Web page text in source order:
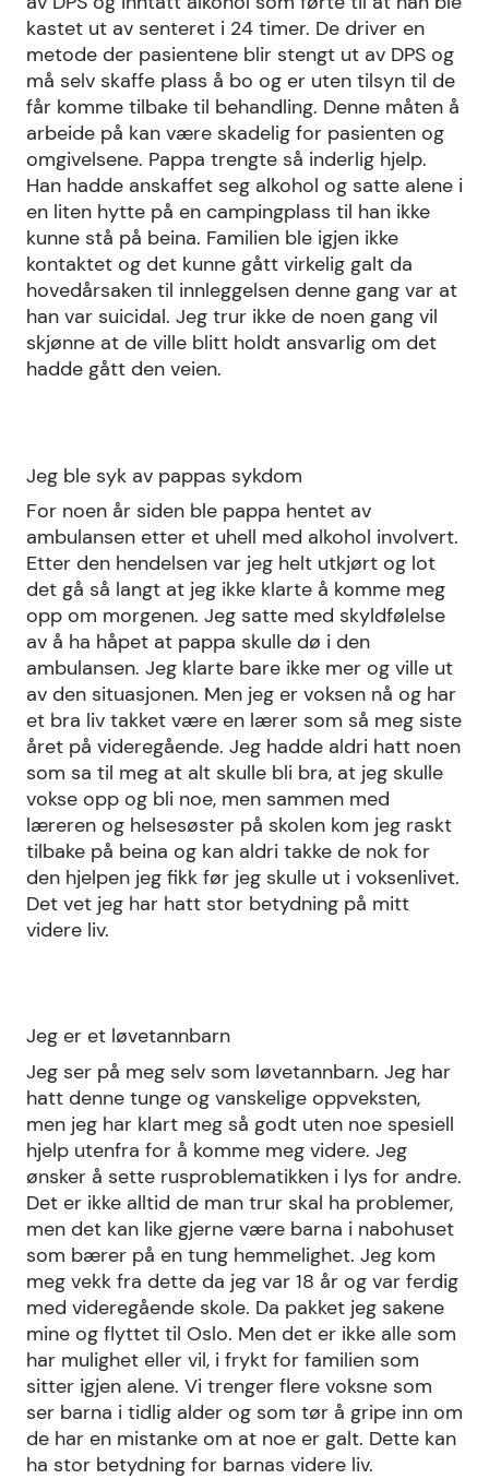
kastet ut av senteret i 24 timer. De driver en
metode der pasientene blir stengt ut av DPS og
må selv skaffe plass å bo og er uten tilsyn til de
får komme tilbake til behandling. Denne måten å
arbeide på kan være skadelig for pasienten og
omgivelsene. Pappa trengte så inderlig hjelp.
Han hadde anskaffet seg alkohol og satte alene i
en liten hytte på en campingplass til han ikke
kunne stå på beina. Familien ble igjen ikke
kontaktet og det kunne gått virkelig galt da
hovedårsaken til innleggelsen denne gang var at
han var suicidal. Jeg trur ikke de noen gang vil
skjønne at de ville blitt holdt ansvarlig om det
hadde gått den veien.
Jeg ble syk av pappas sykdom
For noen år siden ble pappa hentet av
ambulansen etter et uhell med alkohol involvert.
Etter den hendelsen var jeg helt utkjørt og lot
det gå så langt at jeg ikke klarte å komme meg
opp om morgenen. Jeg satte med skyldfølelse
av å ha håpet at pappa skulle dø i den
ambulansen. Jeg klarte bare ikke mer og ville ut
av den situasjonen. Men jeg er voksen nå og har
et bra liv takket være en lærer som så meg siste
året på videregående. Jeg hadde aldri hatt noen
som sa til meg at alt skulle bli bra, at jeg skulle
vokse opp og bli noe, men sammen med
læreren og helsesøster på skolen kom jeg raskt
tilbake på beina og kan aldri takke de nok for
den hjelpen jeg fikk før jeg skulle ut i voksenlivet.
Det vet jeg har hatt stor betydning på mitt
videre liv.
Jeg er et løvetannbarn
Jeg ser på meg selv som løvetannbarn. Jeg har
hatt denne tunge og vanskelige oppveksten,
men jeg har klart meg så godt uten noe spesiell
hjelp utenfra for å komme meg videre. Jeg
ønsker å sette rusproblematikken i lys for andre.
Det er ikke alltid de man trur skal ha problemer,
men det kan like gjerne være barna i nabohuset
som bærer på en tung hemmelighet. Jeg kom
meg vekk fra dette da jeg var 18 år og var ferdig
med videregående skole. Da pakket jeg sakene
mine og flyttet til Oslo. Men det er ikke alle som
har mulighet eller vil, i frykt for familien som
sitter igjen alene. Vi trenger flere voksne som
ser barna i tidlig alder og som tør å gripe inn om
de har en mistanke om at noe er galt. Dette kan
ha stor betydning for barnas videre liv.